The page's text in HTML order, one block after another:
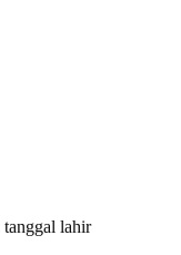
tanggal lahir